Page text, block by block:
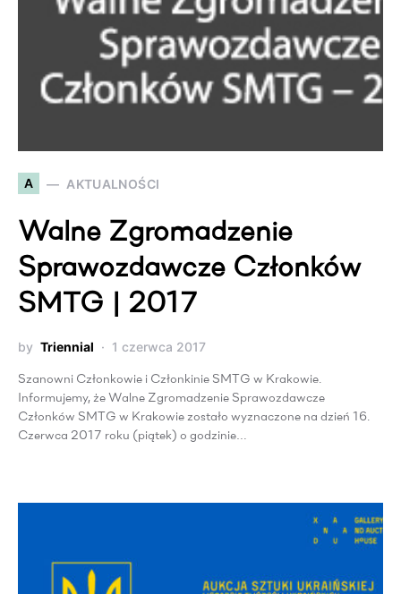
A AKTUALNOŚCI
Walne Zgromadzenie
Sprawozdawcze Członków
SMTG | 2017
by Triennial 1 czerwca 2017
Szanowni Członkowie i Członkinie SMTG w Krakowie.
Informujemy, że Walne Zgromadzenie Sprawozdawcze
Członków SMTG w Krakowie zostało wyznaczone na dzień 16.
Czerwca 2017 roku (piątek) o godzinie…